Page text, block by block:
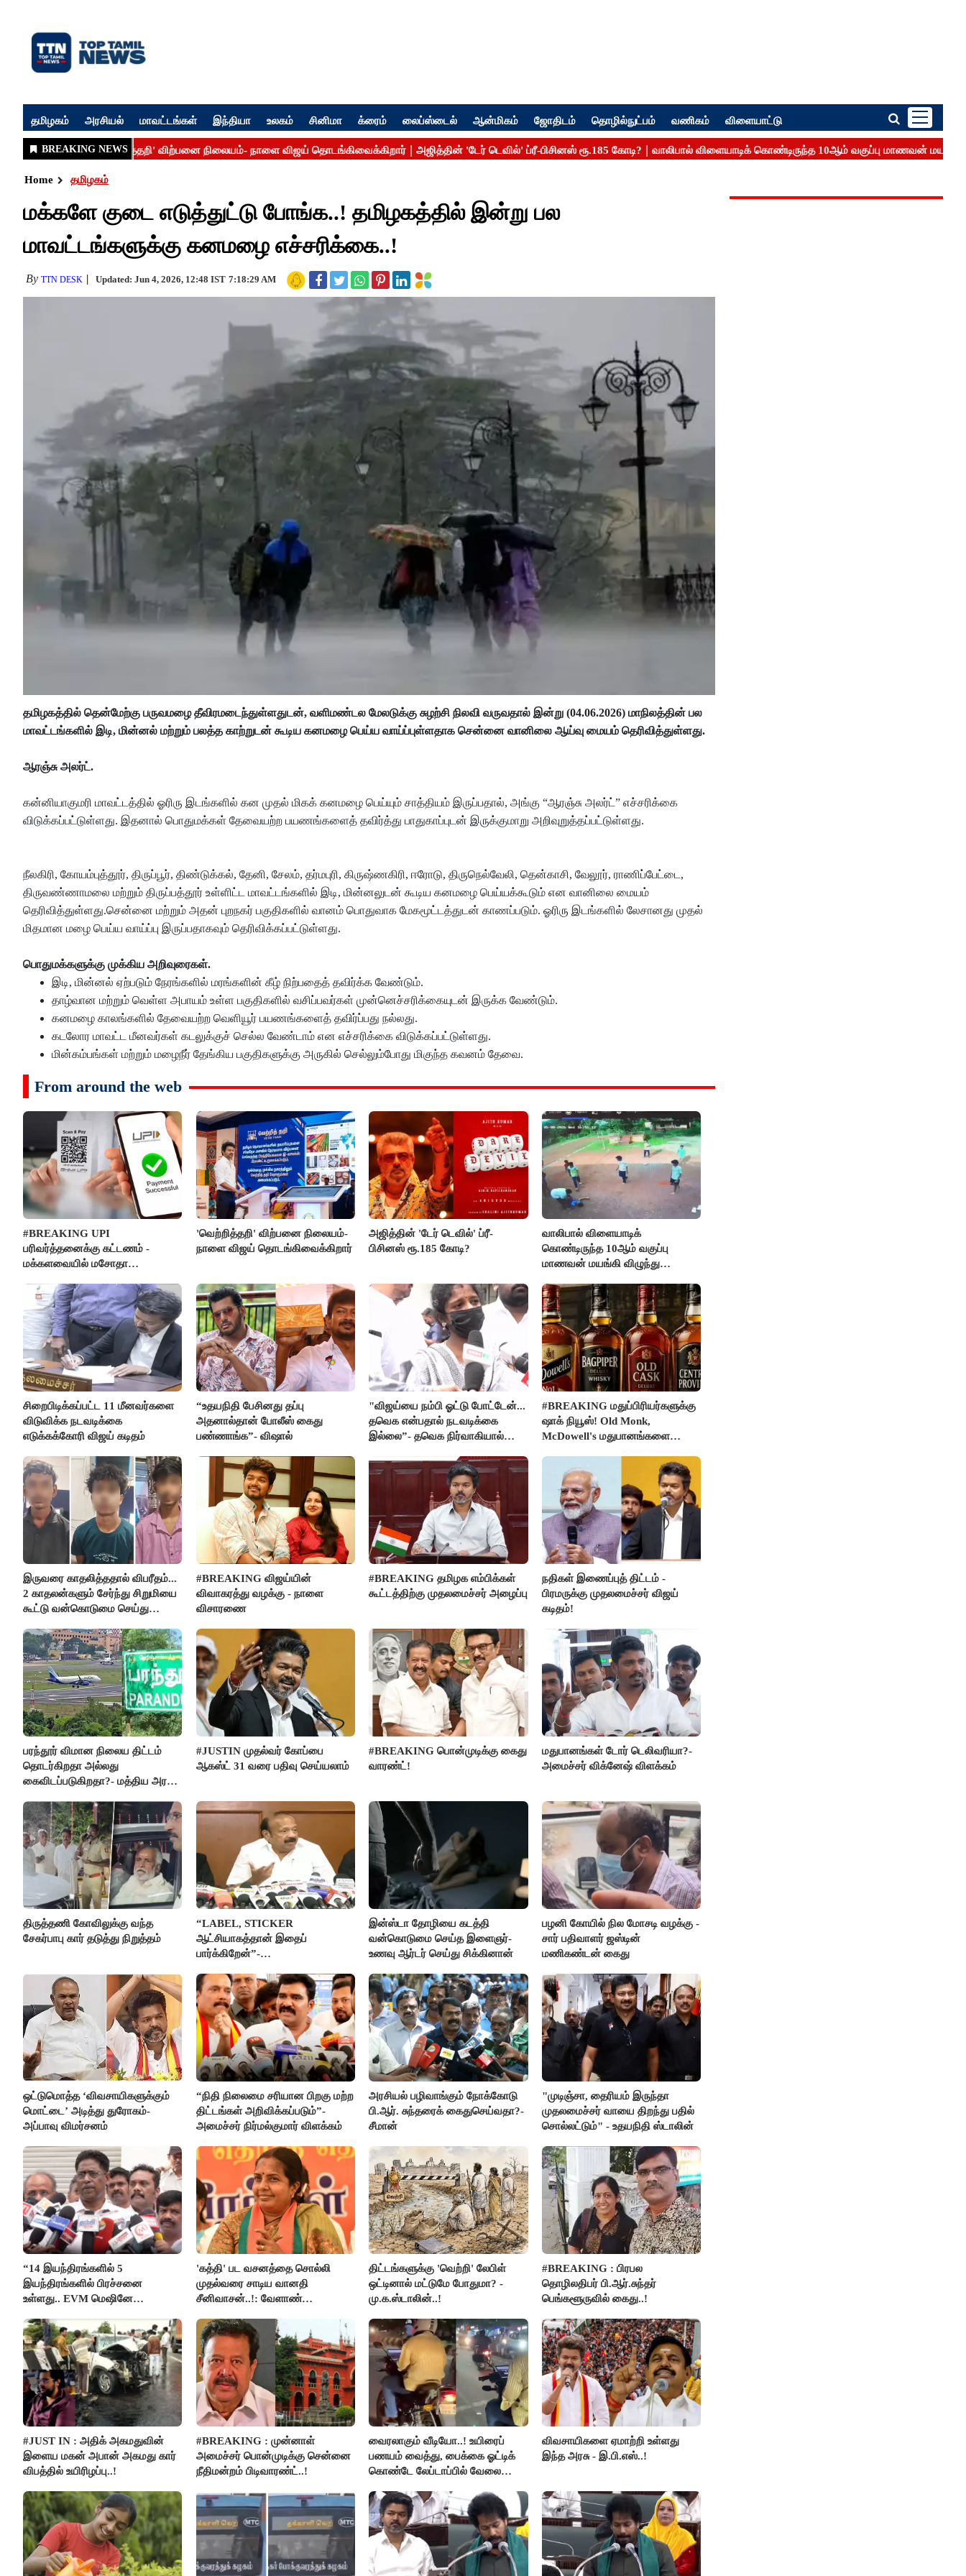
தமிழகம் அரசியல் மாவட்டங்கள் இந்தியா உலகம் சினிமா க்ரைம் லைப்ஸ்டைல் ஆன்மிகம் ஜோதிடம் தொழில்நுட்பம் வணிகம் விளையாட்டு
Home தமிழகம்
மக்களே குடை எடுத்துட்டு போங்க..! தமிழகத்தில் இன்று பல
மாவட்டங்களுக்கு கனமழை எச்சரிக்கை..!
By TTN DESK Updated: Jun 4, 2026, 12:48 IST 7:18:29 AM
தமிழகத்தில் தென்மேற்கு பருவமழை தீவிரமடைந்துள்ளதுடன், வளிமண்டல மேலடுக்கு சுழற்சி நிலவி வருவதால் இன்று (04.06.2026) மாநிலத்தின் பல
மாவட்டங்களில் இடி, மின்னல் மற்றும் பலத்த காற்றுடன் கூடிய கனமழை பெய்ய வாய்ப்புள்ளதாக சென்னை வானிலை ஆய்வு மையம் தெரிவித்துள்ளது.
ஆரஞ்சு அலர்ட்.
கன்னியாகுமரி மாவட்டத்தில் ஓரிரு இடங்களில் கன முதல் மிகக் கனமழை பெய்யும் சாத்தியம் இருப்பதால், அங்கு “ஆரஞ்சு அலர்ட்” எச்சரிக்கை
விடுக்கப்பட்டுள்ளது. இதனால் பொதுமக்கள் தேவையற்ற பயணங்களைத் தவிர்த்து பாதுகாப்புடன் இருக்குமாறு அறிவுறுத்தப்பட்டுள்ளது.
நீலகிரி, கோயம்புத்தூர், திருப்பூர், திண்டுக்கல், தேனி, சேலம், தர்மபுரி, கிருஷ்ணகிரி, ஈரோடு, திருநெல்வேலி, தென்காசி, வேலூர், ராணிப்பேட்டை,
திருவண்ணாமலை மற்றும் திருப்பத்தூர் உள்ளிட்ட மாவட்டங்களில் இடி, மின்னலுடன் கூடிய கனமழை பெய்யக்கூடும் என வானிலை மையம்
தெரிவித்துள்ளது.சென்னை மற்றும் அதன் புறநகர் பகுதிகளில் வானம் பொதுவாக மேகமூட்டத்துடன் காணப்படும். ஓரிரு இடங்களில் லேசானது முதல்
மிதமான மழை பெய்ய வாய்ப்பு இருப்பதாகவும் தெரிவிக்கப்பட்டுள்ளது.
பொதுமக்களுக்கு முக்கிய அறிவுரைகள்.
இடி, மின்னல் ஏற்படும் நேரங்களில் மரங்களின் கீழ் நிற்பதைத் தவிர்க்க வேண்டும்.
தாழ்வான மற்றும் வெள்ள அபாயம் உள்ள பகுதிகளில் வசிப்பவர்கள் முன்னெச்சரிக்கையுடன் இருக்க வேண்டும்.
கனமழை காலங்களில் தேவையற்ற வெளியூர் பயணங்களைத் தவிர்ப்பது நல்லது.
கடலோர மாவட்ட மீனவர்கள் கடலுக்குச் செல்ல வேண்டாம் என எச்சரிக்கை விடுக்கப்பட்டுள்ளது.
மின்கம்பங்கள் மற்றும் மழைநீர் தேங்கிய பகுதிகளுக்கு அருகில் செல்லும்போது மிகுந்த கவனம் தேவை.
From around the web
#BREAKING UPI
பரிவர்த்தனைக்கு கட்டணம் -
மக்களவையில் மசோதா
'வெற்றித்தறி' விற்பனை நிலையம்-
நாளை விஜய் தொடங்கிவைக்கிறார்
அஜித்தின் 'டேர் டெவில்' ப்ரீ-
பிசினஸ் ரூ.185 கோடி?
வாலிபால் விளையாடிக்
கொண்டிருந்த 10ஆம் வகுப்பு
மாணவன் மயங்கி விழுந்து
சிறைபிடிக்கப்பட்ட 11 மீனவர்களை
விடுவிக்க நடவடிக்கை
எடுக்கக்கோரி விஜய் கடிதம்
“உதயநிதி பேசினது தப்பு
அதனால்தான் போலீஸ் கைது
பண்ணாங்க”- விஷால்
"விஜய்யை நம்பி ஓட்டு போட்டேன்...
தவெக என்பதால் நடவடிக்கை
இல்லை”- தவெக நிர்வாகியால்
#BREAKING மதுப்பிரியர்களுக்கு
ஷாக் நியூஸ்! Old Monk,
McDowell's மதுபானங்களை
இருவரை காதலித்ததால் விபரீதம்...
2 காதலன்களும் சேர்ந்து சிறுமியை
கூட்டு வன்கொடுமை செய்து
#BREAKING விஜய்யின்
விவாகரத்து வழக்கு - நாளை
விசாரணை
#BREAKING தமிழக எம்பிக்கள்
கூட்டத்திற்கு முதலமைச்சர் அழைப்பு
நதிகள் இணைப்புத் திட்டம் -
பிரமருக்கு முதலமைச்சர் விஜய்
கடிதம்!
பரந்தூர் விமான நிலைய திட்டம்
தொடர்கிறதா அல்லது
கைவிடப்படுகிறதா?- மத்திய அரசு
#JUSTIN முதல்வர் கோப்பை
ஆகஸ்ட் 31 வரை பதிவு செய்யலாம்
#BREAKING பொன்முடிக்கு கைது
வாரண்ட்!
மதுபானங்கள் டோர் டெலிவரியா?-
அமைச்சர் விக்னேஷ் விளக்கம்
திருத்தணி கோவிலுக்கு வந்த
சேகர்பாபு கார் தடுத்து நிறுத்தம்
“LABEL, STICKER
ஆட்சியாகத்தான் இதைப்
பார்க்கிறேன்”-
இன்ஸ்டா தோழியை கடத்தி
வன்கொடுமை செய்த இளைஞர்-
உணவு ஆர்டர் செய்து சிக்கினான்
பழனி கோயில் நில மோசடி வழக்கு -
சார் பதிவாளர் ஜஸ்டின்
மணிகண்டன் கைது
ஒட்டுமொத்த ‘விவசாயிகளுக்கும்
மொட்டை’ அடித்து துரோகம்-
அப்பாவு விமர்சனம்
“நிதி நிலைமை சரியான பிறகு மற்ற
திட்டங்கள் அறிவிக்கப்படும்”-
அமைச்சர் நிர்மல்குமார் விளக்கம்
அரசியல் பழிவாங்கும் நோக்கோடு
பி.ஆர். சுந்தரைக் கைதுசெய்வதா?-
சீமான்
"முடிஞ்சா, தைரியம் இருந்தா
முதலமைச்சர் வாயை திறந்து பதில்
சொல்லட்டும்" - உதயநிதி ஸ்டாலின்
“14 இயந்திரங்களில் 5
இயந்திரங்களில் பிரச்சனை
உள்ளது.. EVM மெஷினே
இளங்கோ
'கத்தி' பட வசனத்தை சொல்லி
முதல்வரை சாடிய வானதி
சீனிவாசன்..!: வேளாண்
திட்டங்களுக்கு 'வெற்றி' லேபிள்
ஒட்டினால் மட்டுமே போதுமா? -
மு.க.ஸ்டாலின்..!
#BREAKING : பிரபல
தொழிலதிபர் பி.ஆர்.சுந்தர்
பெங்களூருவில் கைது..!
#JUST IN : அதிக் அகமதுவின்
இளைய மகன் அபான் அகமது கார்
விபத்தில் உயிரிழப்பு..!
#BREAKING : முன்னாள்
அமைச்சர் பொன்முடிக்கு சென்னை
நீதிமன்றம் பிடிவாரண்ட்..!
வைரலாகும் வீடியோ..! உயிரைப்
பணயம் வைத்து, பைக்கை ஓட்டிக்
கொண்டே லேப்டாப்பில் வேலை
விவசாயிகளை ஏமாற்றி உள்ளது
இந்த அரசு - இ.பி.எஸ்..!